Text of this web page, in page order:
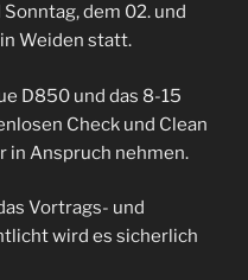
dem 02. und
Weiden statt.
D850 und das 8-15
Check und Clean
in Anspruch nehmen.
Vortrags- und
wird es sicherlich